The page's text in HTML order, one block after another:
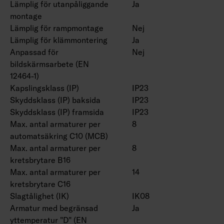
Färgtemperatur 4000 K. CRI > 80 / Ra > 80.
IP23.
IK08.
On/off, Dali-2 med tryckknappsdimring (230V)
och Casambi-styrning.
Maximalt antal led driftdon som ska anslutas
till en tryckknapp är 50.
Omgivningstemperatur -20 … 25 °C, lämplig för
inomhusbruk.
Livslängd L70 > 100 000 h (Ta25°C).
Livslängd L80 100 000 h (Ta25°C).
DAS = Dubbel asymmetrisk, ACMP = Akryl
microprisma, PCO = Polykarbonat opal
Dubbelparaboliskt bländskydd 4338576 (1250
mm) och 4338577 (1550 mm), bollskydd
(4338574 (1250 mm) och 4338575 (1550 mm)
och universalfäste 4310530 finns som tillbehör.
Lämplig för utanpåliggande
montage
Ja
Lämplig för rampmontage
Nej
Lämplig för klämmontering
Ja
Anpassad för
bildskärmsarbete (EN
12464-1)
Nej
Kapslingsklass (IP)
IP23
Skyddsklass (IP) baksida
IP23
Skyddsklass (IP) framsida
IP23
Max. antal armaturer per
automatsäkring C10 (MCB)
8
Max. antal armaturer per
kretsbrytare B16
8
Max. antal armaturer per
kretsbrytare C16
14
Slagtålighet (IK)
IK08
Armatur med begränsad
yttemperatur "D" (EN
Ja